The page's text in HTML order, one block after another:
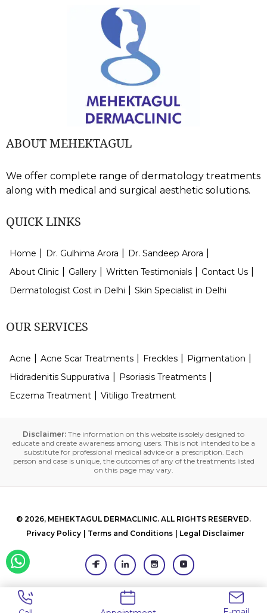
ABOUT MEHEKTAGUL
We offer complete range of dermatology treatments
along with medical and surgical aesthetic solutions.
QUICK LINKS
Home Dr. Gulhima Arora
Dr. Sandeep Arora
About Clinic
Gallery Written Testimonials
Contact Us
Dermatologist Cost in Delhi
Skin Specialist in Delhi
OUR SERVICES
Acne Acne Scar Treatments Freckles
Pigmentation
Hidradenitis Suppurativa
Psoriasis Treatments
Eczema Treatment
Vitiligo Treatment
Disclaimer: The information on this website is solely designed to
educate and create awareness among users. This is not intended to be a
substitute for professional medical advice or a prescription. Each
person and case is unique, the outcomes of any of the treatments listed
on this page may vary.
© 2026, MEHEKTAGUL DERMACLINIC. ALL RIGHTS RESERVED.
Privacy Policy
Terms and Conditions Legal Disclaimer